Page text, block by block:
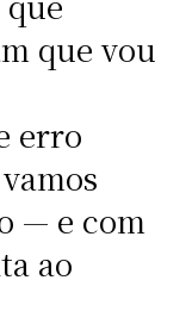
que vou
erro
— e com
ao